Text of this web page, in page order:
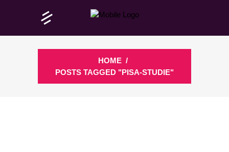
HOME /
POSTS TAGGED "PISA-STUDIE"